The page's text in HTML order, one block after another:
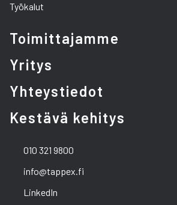
Työkalut
Toimittajamme
Yritys
Yhteystiedot
Kestävä kehitys
010 321 9800
info@tappex.fi
LinkedIn